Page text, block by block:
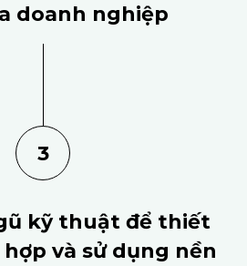
doanh nghiệp
3
kỹ thuật để thiết
và sử dụng nền